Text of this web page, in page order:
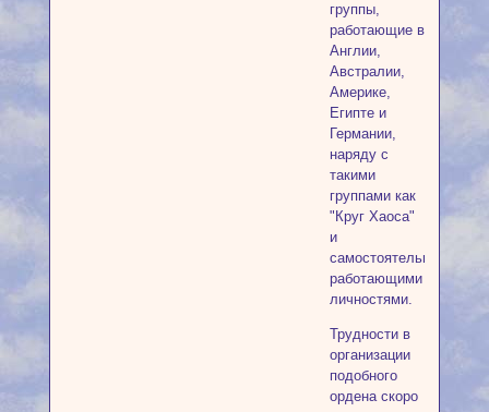
группы,
работающие в
Англии,
Австралии,
Америке,
Египте и
Германии,
наряду с
такими
группами как
"Круг Хаоса"
и
самостоятельно
работающими
личностями.
Трудности в
организации
подобного
ордена скоро